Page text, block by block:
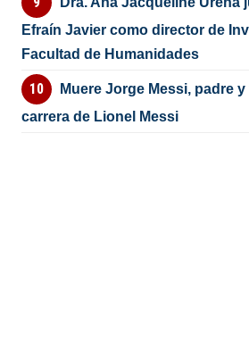
Efraín Javier como director de
Facultad de Humanidades
Muere Jorge Messi, padre
carrera de Lionel Messi